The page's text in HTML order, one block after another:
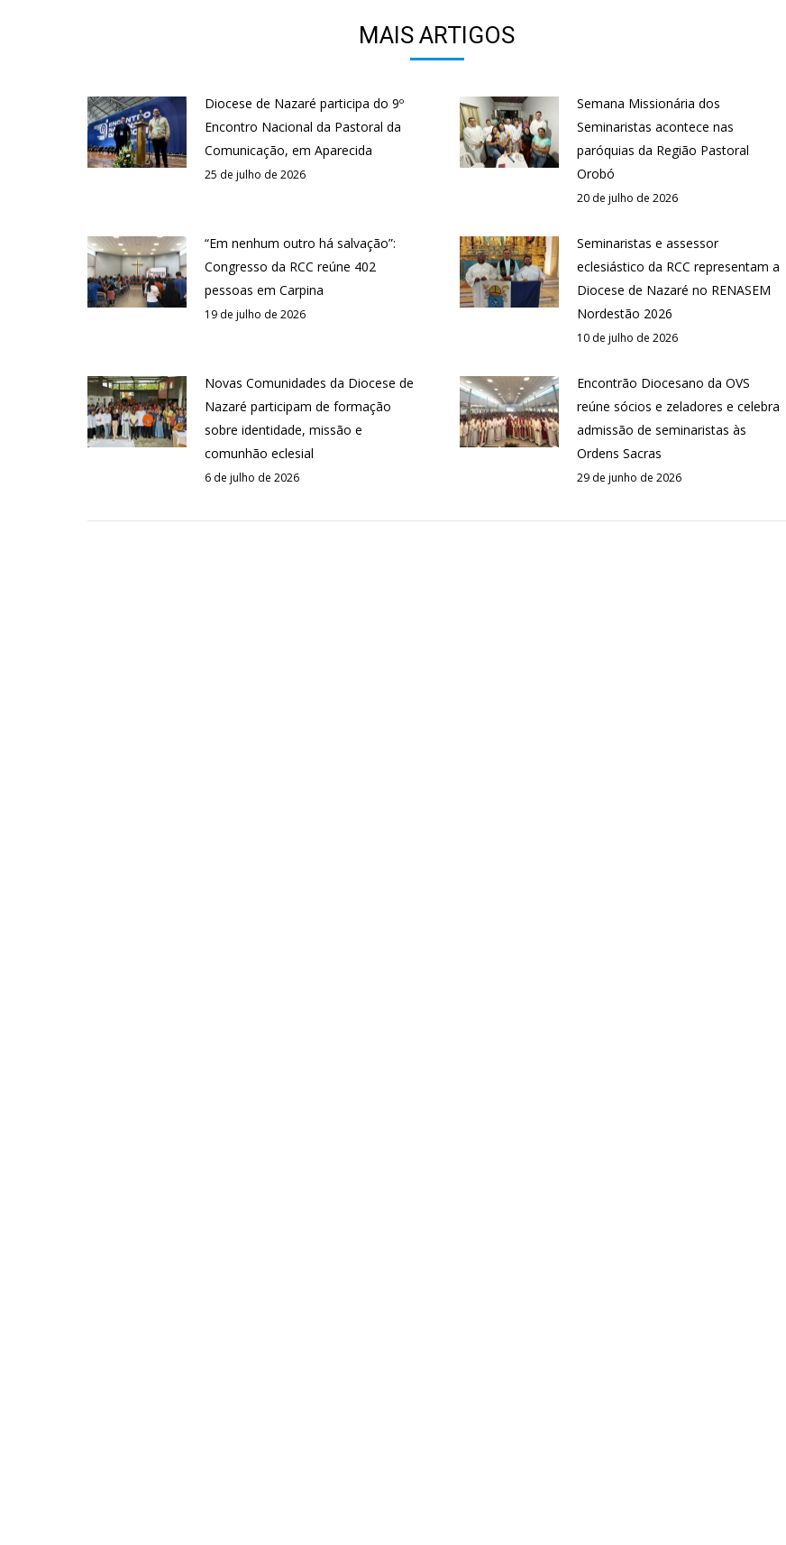
MAIS ARTIGOS
Diocese de Nazaré participa do 9º
Encontro Nacional da Pastoral da
Comunicação, em Aparecida
25 de julho de 2026
Semana Missionária dos
Seminaristas acontece nas
paróquias da Região Pastoral
Orobó
20 de julho de 2026
“Em nenhum outro há salvação”:
Congresso da RCC reúne 402
pessoas em Carpina
19 de julho de 2026
Seminaristas e assessor
eclesiástico da RCC representam a
Diocese de Nazaré no RENASEM
Nordestão 2026
10 de julho de 2026
Novas Comunidades da Diocese de
Nazaré participam de formação
sobre identidade, missão e
comunhão eclesial
6 de julho de 2026
Encontrão Diocesano da OVS
reúne sócios e zeladores e celebra
admissão de seminaristas às
Ordens Sacras
29 de junho de 2026